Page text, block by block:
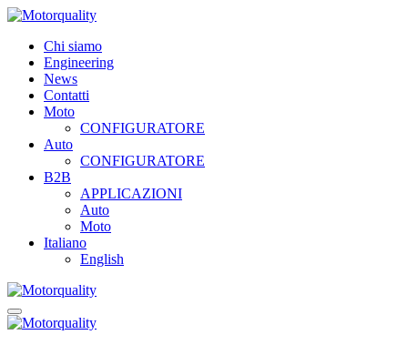
Chi siamo
Engineering
News
Contatti
Moto
CONFIGURATORE
Auto
CONFIGURATORE
B2B
APPLICAZIONI
Auto
Moto
Italiano
English